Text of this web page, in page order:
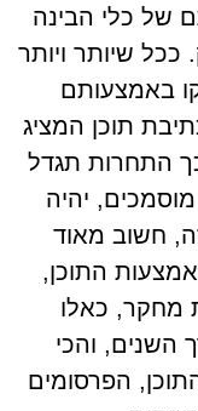
של כלי הבינה
שיותר ויותר
באמצעותם
תוכן המציג
התחרות תגדל
יהיה
חשוב מאוד
התוכן,
מחקר, כאלו
השנים, והכי
הפרסומים